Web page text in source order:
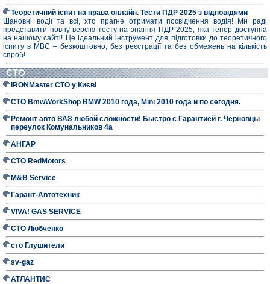
Теоретичний іспит на права онлайн. Тести ПДР 2025 з відповідями
Шановні водії та всі, хто прагне отримати посвідчення водія! Ми раді
представити повну версію тесту на знання ПДР 2025, яка тепер доступна
на нашому сайті! Це ідеальний інструмент для підготовки до теоретичного
іспиту в МВС – безкоштовно, без реєстрації та без обмежень на кількість
спроб!
СТО
IRONMaster СТО у Києві
СТО BmwWorkShop BMW 2010 года, Mini 2010 года и по сегодня.
Ремонт авто ВАЗ любой сложности! Быстро с Гарантией г. Черновцы
переулок Комунальников 4а
АНГАР
СТО RedMotors
M&B Service
Гарант-Автотехник
VIVA! GAS SERVICE
СТО Любченко
сто Глушители
sv-gaz
АТЛАНТИС